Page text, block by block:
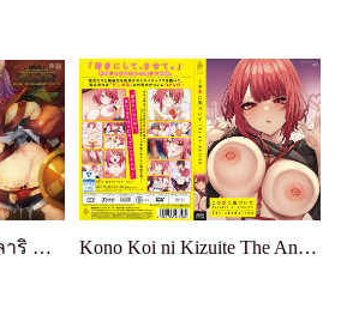
ถ้ำก็อบลิน ตอนที่ 3 อิลาริ นักผจญภัยรุ่นเยาว์ Kono Koi ni Kizuite The Animation โคโน โคอิ นิ คิสึอิเตะ